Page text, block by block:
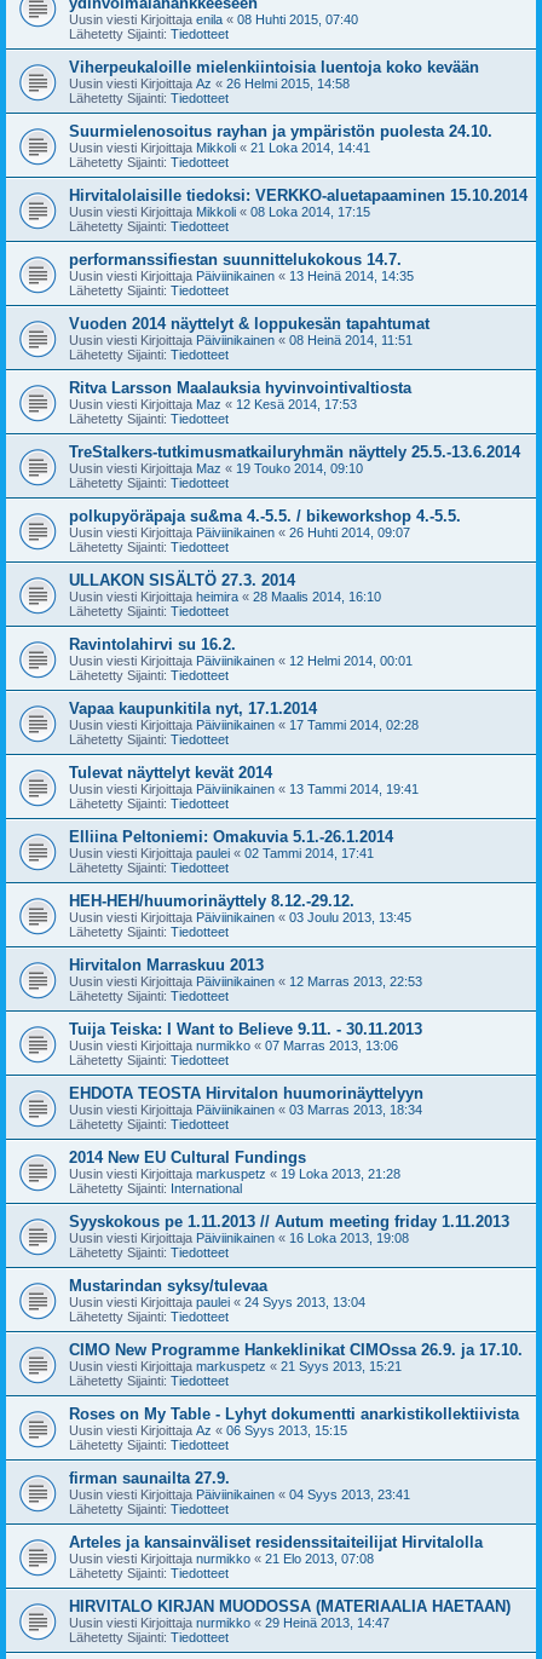
Uusin viesti Kirjoittaja enila « 08 Huhti 2015, 07:40
Lähetetty Sijainti: Tiedotteet
Viherpeukaloille mielenkiintoisia luentoja koko kevään
Uusin viesti Kirjoittaja Az « 26 Helmi 2015, 14:58
Lähetetty Sijainti: Tiedotteet
Suurmielenosoitus rayhan ja ympäristön puolesta 24.10.
Uusin viesti Kirjoittaja Mikkoli « 21 Loka 2014, 14:41
Lähetetty Sijainti: Tiedotteet
Hirvitalolaisille tiedoksi: VERKKO-aluetapaaminen 15.10.2014
Uusin viesti Kirjoittaja Mikkoli « 08 Loka 2014, 17:15
Lähetetty Sijainti: Tiedotteet
performanssifiestan suunnittelukokous 14.7.
Uusin viesti Kirjoittaja Päiviinikainen « 13 Heinä 2014, 14:35
Lähetetty Sijainti: Tiedotteet
Vuoden 2014 näyttelyt & loppukesän tapahtumat
Uusin viesti Kirjoittaja Päiviinikainen « 08 Heinä 2014, 11:51
Lähetetty Sijainti: Tiedotteet
Ritva Larsson Maalauksia hyvinvointivaltiosta
Uusin viesti Kirjoittaja Maz « 12 Kesä 2014, 17:53
Lähetetty Sijainti: Tiedotteet
TreStalkers-tutkimusmatkailuryhmän näyttely 25.5.-13.6.2014
Uusin viesti Kirjoittaja Maz « 19 Touko 2014, 09:10
Lähetetty Sijainti: Tiedotteet
polkupyöräpaja su&ma 4.-5.5. / bikeworkshop 4.-5.5.
Uusin viesti Kirjoittaja Päiviinikainen « 26 Huhti 2014, 09:07
Lähetetty Sijainti: Tiedotteet
ULLAKON SISÄLTÖ 27.3. 2014
Uusin viesti Kirjoittaja heimira « 28 Maalis 2014, 16:10
Lähetetty Sijainti: Tiedotteet
Ravintolahirvi su 16.2.
Uusin viesti Kirjoittaja Päiviinikainen « 12 Helmi 2014, 00:01
Lähetetty Sijainti: Tiedotteet
Vapaa kaupunkitila nyt, 17.1.2014
Uusin viesti Kirjoittaja Päiviinikainen « 17 Tammi 2014, 02:28
Lähetetty Sijainti: Tiedotteet
Tulevat näyttelyt kevät 2014
Uusin viesti Kirjoittaja Päiviinikainen « 13 Tammi 2014, 19:41
Lähetetty Sijainti: Tiedotteet
Elliina Peltoniemi: Omakuvia 5.1.-26.1.2014
Uusin viesti Kirjoittaja paulei « 02 Tammi 2014, 17:41
Lähetetty Sijainti: Tiedotteet
HEH-HEH/huumorinäyttely 8.12.-29.12.
Uusin viesti Kirjoittaja Päiviinikainen « 03 Joulu 2013, 13:45
Lähetetty Sijainti: Tiedotteet
Hirvitalon Marraskuu 2013
Uusin viesti Kirjoittaja Päiviinikainen « 12 Marras 2013, 22:53
Lähetetty Sijainti: Tiedotteet
Tuija Teiska: I Want to Believe 9.11. - 30.11.2013
Uusin viesti Kirjoittaja nurmikko « 07 Marras 2013, 13:06
Lähetetty Sijainti: Tiedotteet
EHDOTA TEOSTA Hirvitalon huumorinäyttelyyn
Uusin viesti Kirjoittaja Päiviinikainen « 03 Marras 2013, 18:34
Lähetetty Sijainti: Tiedotteet
2014 New EU Cultural Fundings
Uusin viesti Kirjoittaja markuspetz « 19 Loka 2013, 21:28
Lähetetty Sijainti: International
Syyskokous pe 1.11.2013 // Autum meeting friday 1.11.2013
Uusin viesti Kirjoittaja Päiviinikainen « 16 Loka 2013, 19:08
Lähetetty Sijainti: Tiedotteet
Mustarindan syksy/tulevaa
Uusin viesti Kirjoittaja paulei « 24 Syys 2013, 13:04
Lähetetty Sijainti: Tiedotteet
CIMO New Programme Hankeklinikat CIMOssa 26.9. ja 17.10.
Uusin viesti Kirjoittaja markuspetz « 21 Syys 2013, 15:21
Lähetetty Sijainti: Tiedotteet
Roses on My Table - Lyhyt dokumentti anarkistikollektiivista
Uusin viesti Kirjoittaja Az « 06 Syys 2013, 15:15
Lähetetty Sijainti: Tiedotteet
firman saunailta 27.9.
Uusin viesti Kirjoittaja Päiviinikainen « 04 Syys 2013, 23:41
Lähetetty Sijainti: Tiedotteet
Arteles ja kansainväliset residenssitaiteilijat Hirvitalolla
Uusin viesti Kirjoittaja nurmikko « 21 Elo 2013, 07:08
Lähetetty Sijainti: Tiedotteet
HIRVITALO KIRJAN MUODOSSA (MATERIAALIA HAETAAN)
Uusin viesti Kirjoittaja nurmikko « 29 Heinä 2013, 14:47
Lähetetty Sijainti: Tiedotteet